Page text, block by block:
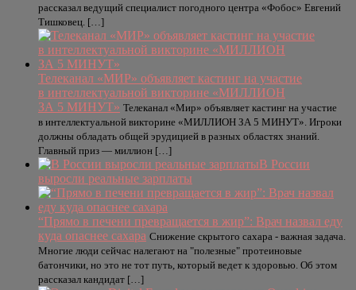
рассказал ведущий специалист погодного центра «Фобос» Евгений
Тишковец. […]
Телеканал «МИР» объявляет кастинг на участие
в интеллектуальной викторине «МИЛЛИОН
ЗА 5 МИНУТ» Телеканал «Мир» объявляет кастинг на участие
в интеллектуальной викторине «МИЛЛИОН ЗА 5 МИНУТ». Игроки
должны обладать общей эрудицией в разных областях знаний.
Главный приз — миллион […]
В России
выросли реальные зарплаты
“Прямо в печени превращается в жир”: Врач назвал еду
куда опаснее сахара Снижение скрытого сахара - важная задача.
Многие люди сейчас налегают на "полезные" протеиновые
батончики, но это не тот путь, который ведет к здоровью. Об этом
рассказал кандидат […]